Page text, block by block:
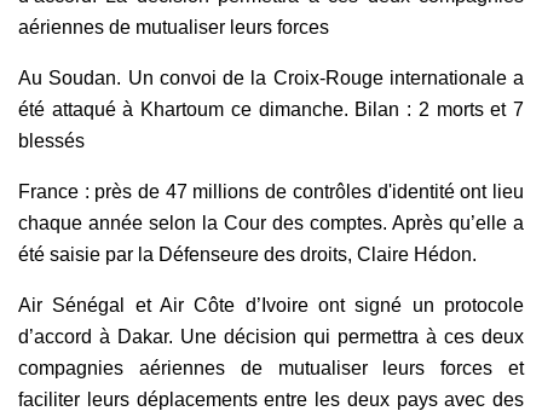
aériennes de mutualiser leurs forces
Au Soudan. Un convoi de la Croix-Rouge internationale a
été attaquéà Khartoum ce dimanche. Bilan : 2 morts et 7
blessés
France : près de 47 millions de contrôles d'identité ont lieu
chaque année selon la Cour des comptes. Après qu’elle a
été saisie par la Défenseure des droits, Claire Hédon.
Air Sénégal et Air Côte d’Ivoire ont signé un protocole
d’accord à Dakar. Une décision qui permettra à ces deux
compagnies aériennes de mutualiser leurs forces et
faciliter leurs déplacements entre les deux pays avec des